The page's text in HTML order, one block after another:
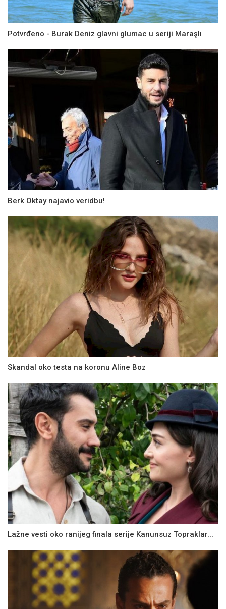
Potvrđeno - Burak Deniz glavni glumac u seriji Maraşlı
Berk Oktay najavio veridbu!
Skandal oko testa na koronu Aline Boz
Lažne vesti oko ranijeg finala serije Kanunsuz Topraklar...